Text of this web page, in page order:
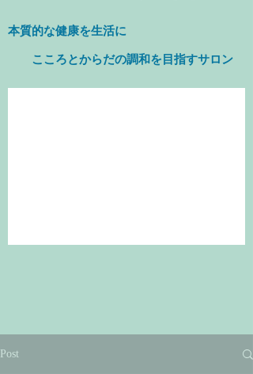
本質的な健康を生活に
​ こころとからだの調和を目指すサロン
Post